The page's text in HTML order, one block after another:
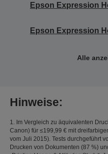
Epson Expression
Epson Expression
Alle
Hinweise:
1. Im Vergleich zu äquivalenten
Canon) für ≤199,99 € mit
vom Juli 2015). Tests durchgeführt
Drucken von Dokumenten (87 %)